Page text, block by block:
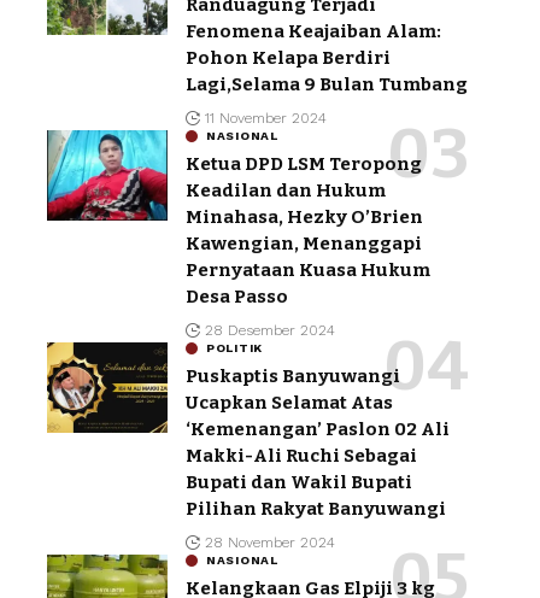
Randuagung Terjadi
Fenomena Keajaiban Alam:
Pohon Kelapa Berdiri
Lagi,Selama 9 Bulan Tumbang
11 November 2024
NASIONAL
Ketua DPD LSM Teropong
Keadilan dan Hukum
Minahasa, Hezky O’Brien
Kawengian, Menanggapi
Pernyataan Kuasa Hukum
Desa Passo
28 Desember 2024
POLITIK
Puskaptis Banyuwangi
Ucapkan Selamat Atas
‘Kemenangan’ Paslon 02 Ali
Makki-Ali Ruchi Sebagai
Bupati dan Wakil Bupati
Pilihan Rakyat Banyuwangi
28 November 2024
NASIONAL
Kelangkaan Gas Elpiji 3 kg